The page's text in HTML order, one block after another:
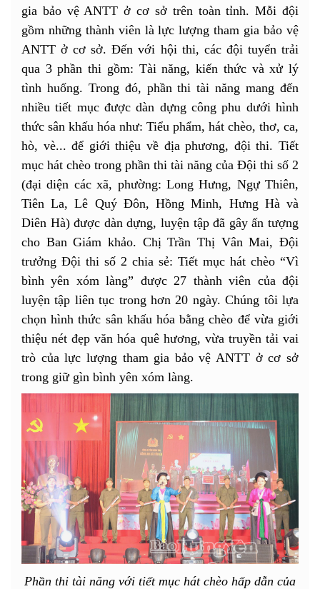
gia bảo vệ ANTT ở cơ sở trên toàn tỉnh. Mỗi đội
gồm những thành viên là lực lượng tham gia bảo vệ
ANTT ở cơ sở. Đến với hội thi, các đội tuyển trải
qua 3 phần thi gồm: Tài năng, kiến thức và xử lý
tình huống. Trong đó, phần thi tài năng mang đến
nhiều tiết mục được dàn dựng công phu dưới hình
thức sân khấu hóa như: Tiểu phẩm, hát chèo, thơ, ca,
hò, vè... để giới thiệu về địa phương, đội thi. Tiết
mục hát chèo trong phần thi tài năng của Đội thi số 2
(đại diện các xã, phường: Long Hưng, Ngự Thiên,
Tiên La, Lê Quý Đôn, Hồng Minh, Hưng Hà và
Diên Hà) được dàn dựng, luyện tập đã gây ấn tượng
cho Ban Giám khảo. Chị Trần Thị Vân Mai, Đội
trưởng Đội thi số 2 chia sẻ: Tiết mục hát chèo “Vì
bình yên xóm làng” được 27 thành viên của đội
luyện tập liên tục trong hơn 20 ngày. Chúng tôi lựa
chọn hình thức sân khấu hóa bằng chèo để vừa giới
thiệu nét đẹp văn hóa quê hương, vừa truyền tải vai
trò của lực lượng tham gia bảo vệ ANTT ở cơ sở
trong giữ gìn bình yên xóm làng.
Phần thi tài năng với tiết mục hát chèo hấp dẫn của